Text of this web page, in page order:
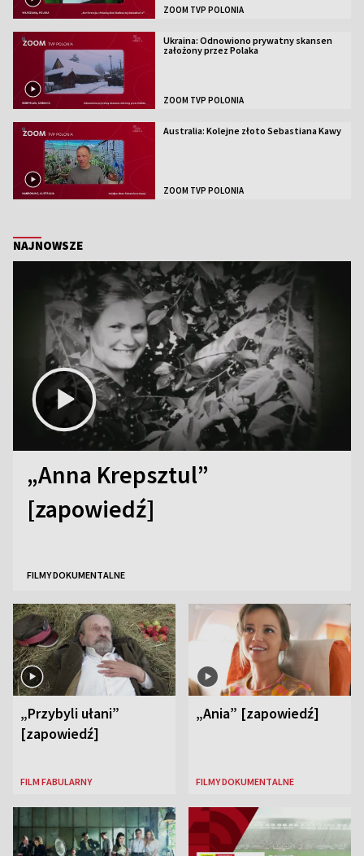
ZOOM TVP POLONIA
Ukraina: Odnowiono prywatny skansen
założony przez Polaka
ZOOM TVP POLONIA
Australia: Kolejne złoto Sebastiana Kawy
ZOOM TVP POLONIA
NAJNOWSZE
„Anna Krepsztul”
[zapowiedź]
FILMY DOKUMENTALNE
„Przybyli ułani”
[zapowiedź]
FILM FABULARNY
„Ania” [zapowiedź]
FILMY DOKUMENTALNE